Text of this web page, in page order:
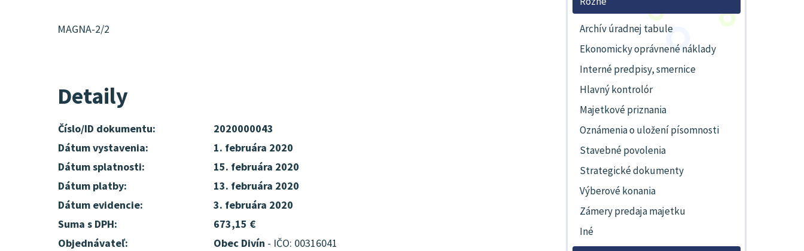
MAGNA-2/2
Detaily
Číslo/ID dokumentu:
2020000043
Dátum vystavenia:
1. februára 2020
Dátum splatnosti:
15. februára 2020
Dátum platby:
13. februára 2020
Dátum evidencie:
3. februára 2020
Suma s DPH:
673,15 €
Objednávateľ:
Obec Divín - IČO: 00316041
Archív úradnej tabule
Ekonomicky oprávnené náklady
Interné predpisy, smernice
Hlavný kontrolór
Majetkové priznania
Oznámenia o uložení písomnosti
Stavebné povolenia
Strategické dokumenty
Výberové konania
Zámery predaja majetku
Iné